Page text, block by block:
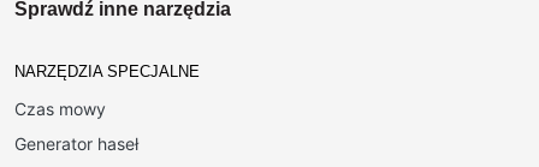
Sprawdź inne narzędzia
NARZĘDZIA SPECJALNE
Czas mowy
Generator haseł